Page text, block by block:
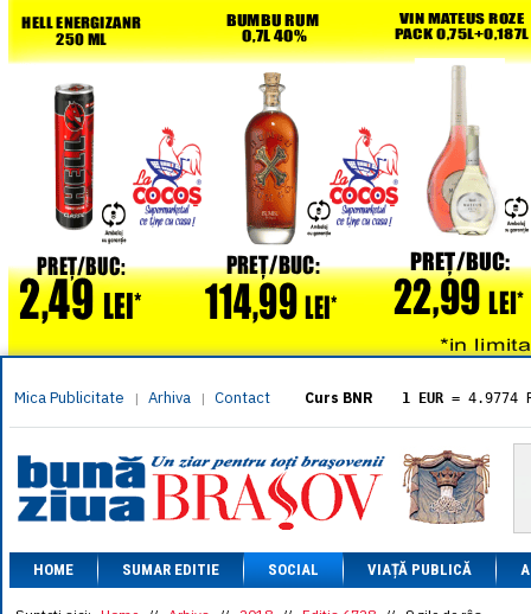
Mica Publicitate | Arhiva | Contact Curs BNR 1 EUR = 4.9774
= 5.8304
1 XAU= 464.4611
1 AED= 1.1933
1 AUD= 2.7957
1 BGN= 2.5449
1 CAD= 3.1559
1 CHF= 5.2813
HOME SUMAR EDITIE SOCIAL VIAȚĂ PUBLICĂ